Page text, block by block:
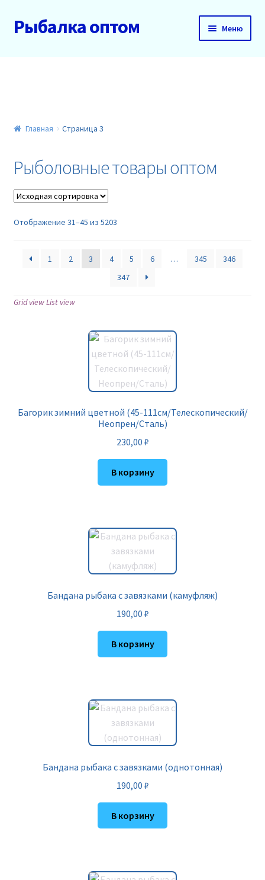
Перейти
к
Перейти
к
Рыбалка оптом Меню
Главная Страница 3
Рыболовные товары оптом
Отображение 31–45 из 5203
1 2 3 4 5 6 … 345
346
347
Grid viewList view
Багорик зимний цветной (45-111см/Телескопический/
Неопрен/Сталь)
230,00 ₽
В корзину
Бандана рыбака с завязками (камуфляж)
190,00 ₽
В корзину
Бандана рыбака с завязками (однотонная)
190,00 ₽
В корзину